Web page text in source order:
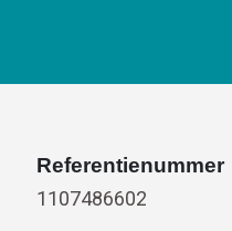
Referentienummer
1107486602